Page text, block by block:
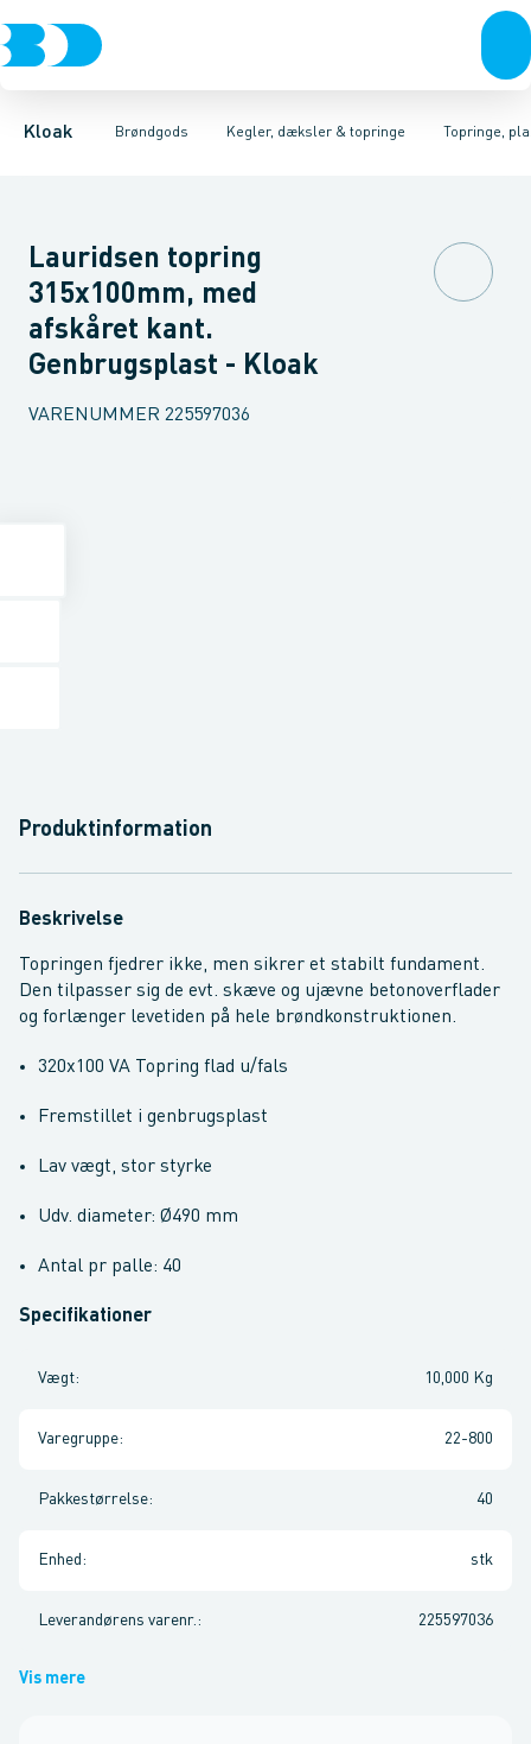
Kloak Brøndgods
Rør & fittingsBrønde BrøndgodsLinjeafvandingTanke,
Kegler, dæksler & topringe
Kegler, dæksler & topringeKarme & dæksler Topringe,
Kegler & dæksler, beton Topringe, betonKegler & dæksler,
Lauridsen topring
315x100mm, med
afskåret kant.
Genbrugsplast - Kloak
VARENUMMER 225597036
Produktinformation
Beskrivelse
Topringen fjedrer ikke, men sikrer et stabilt fundament.
Den tilpasser sig de evt. skæve og ujævne betonoverflader
og forlænger levetiden på hele brøndkonstruktionen.
320x100 VA Topring flad u/fals
Fremstillet i genbrugsplast
Lav vægt, stor styrke
Udv. diameter: Ø490 mm
Antal pr palle: 40
Specifikationer
Vægt: 10,000 Kg
Varegruppe: 22-800
Pakkestørrelse: 40
Enhed : stk
Leverandørens varenr. : 225597036
Vis mere